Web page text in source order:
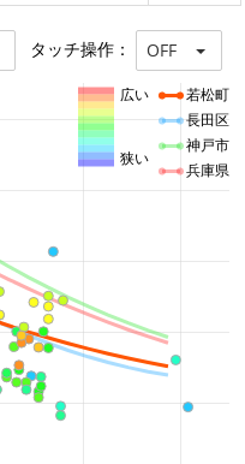
タッチ操作： OFF
若松町
長田区
神戸市
兵庫県
広い
狭い